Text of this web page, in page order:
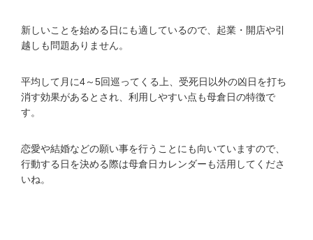
新しいことを始める日にも適しているので、起業・開店や引
越しも問題ありません。
平均して月に4～5回巡ってくる上、受死日以外の凶日を打ち
消す効果があるとされ、利用しやすい点も母倉日の特徴で
す。
恋愛や結婚などの願い事を行うことにも向いていますので、
行動する日を決める際は母倉日カレンダーも活用してくださ
いね。